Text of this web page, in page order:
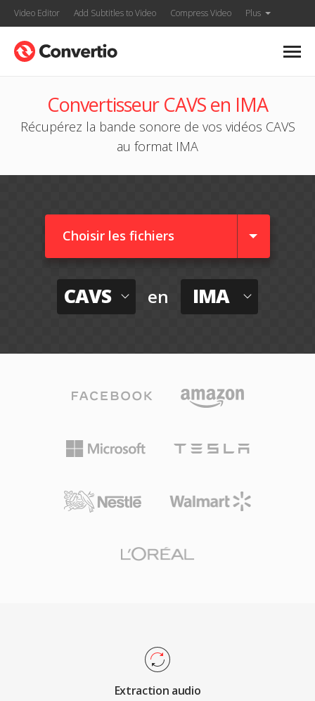
Video Editor Add Subtitles to Video Compress Video Plus
Convertisseur CAVS en IMA
Récupérez la bande sonore de vos vidéos CAVS
au format IMA
Choisir les fichiers
CAVS en IMA
Extraction audio